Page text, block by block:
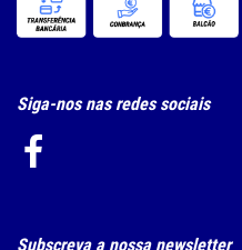
Siga-nos nas redes sociais
Subscreva a nossa newsletter